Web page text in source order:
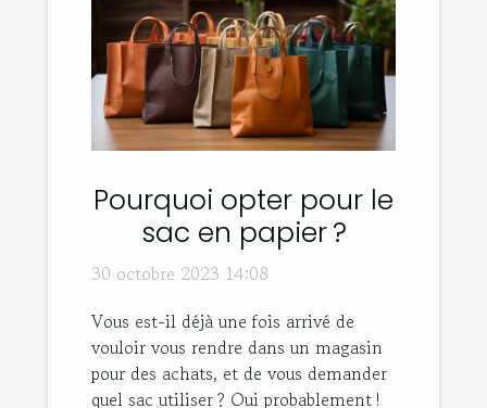
Pourquoi opter pour le
sac en papier ?
30 octobre 2023 14:08
Vous est-il déjà une fois arrivé de
vouloir vous rendre dans un magasin
pour des achats, et de vous demander
quel sac utiliser ? Oui probablement !